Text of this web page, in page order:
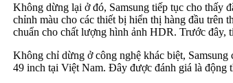
Không dừng lại ở đó, Samsung tiếp tục cho thấy
chỉnh màu cho các thiết bị hiển thị hàng đầu
chuẩn cho chất lượng hình ảnh HDR. Trước đây,
Không chỉ dừng ở công nghệ khác biệt,
49 inch tại Việt Nam. Đây được đánh giá là động